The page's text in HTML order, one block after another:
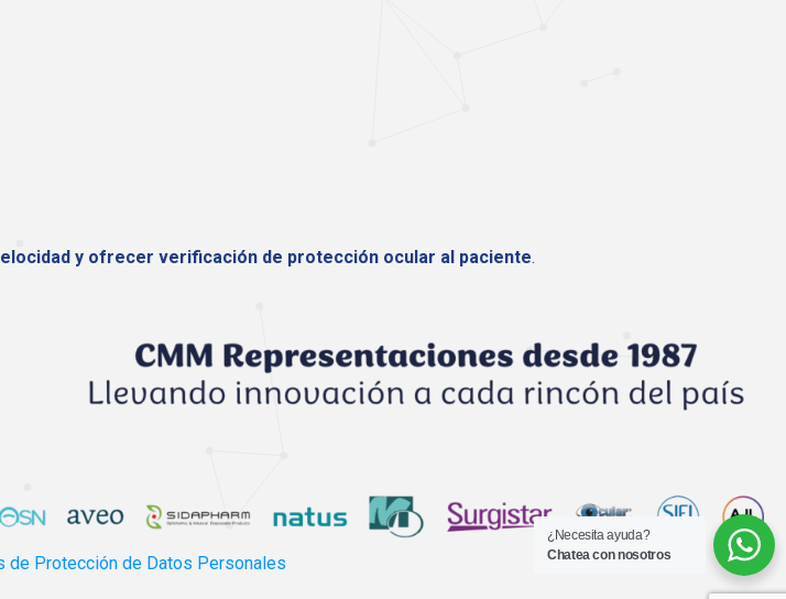
y ofrecer verificación de protección ocular al paciente.
de Protección de Datos Personales
¿Necesita ayuda?
Chatea con nosotros